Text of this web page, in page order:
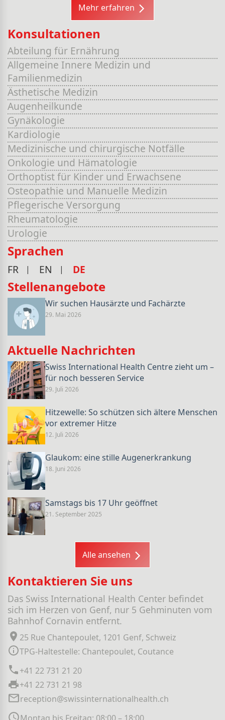
Mehr erfahren
Konsultationen
Abteilung für Ernährung
Allgemeine Innere Medizin und
Familienmedizin
Ästhetische Medizin
Augenheilkunde
Gynäkologie
Kardiologie
Medizinische und chirurgische Notfälle
Onkologie und Hämatologie
Orthoptist für Kinder und Erwachsene
Osteopathie und Manuelle Medizin
Pflegerische Versorgung
Rheumatologie
Urologie
Sprachen
FR EN DE
Stellenangebote
Wir suchen Hausärzte und Fachärzte
29. Mai 2026
Aktuelle Nachrichten
Swiss International Health Centre zieht um –
für noch besseren Service
29. Juli 2026
Hitzewelle: So schützen sich ältere Menschen
vor extremer Hitze
12. Juli 2026
Glaukom: eine stille Augenerkrankung
18. Juni 2026
Samstags bis 17 Uhr geöffnet
21. September 2025
Alle ansehen
Kontaktieren Sie uns
Das Swiss International Health Center befindet
sich im Herzen von Genf, nur 5 Gehminuten vom
Bahnhof Cornavin entfernt.
25 Rue Chantepoulet, 1201 Genf, Schweiz
TPG-Haltestelle: Chantepoulet, Coutance
+41 22 731 21 20
+41 22 731 21 98
reception@swissinternationalhealth.ch